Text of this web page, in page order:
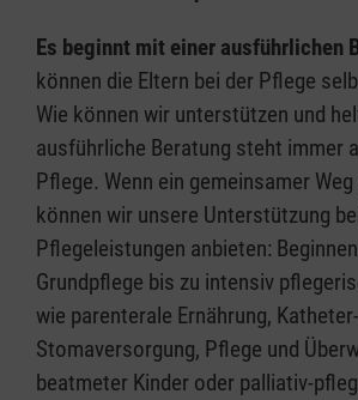
Es beginnt mit einer ausführlichen
können die Eltern bei der Pflege
Wie können wir unterstützen und
ausführliche Beratung steht immer
Pflege. Wenn ein gemeinsamer
können wir unsere Unterstützung
Pflegeleistungen anbieten:
Grundpflege bis zu intensiv
wie parenterale Ernährung,
Stomaversorgung, Pflege und
beatmeter Kinder oder palliativ-